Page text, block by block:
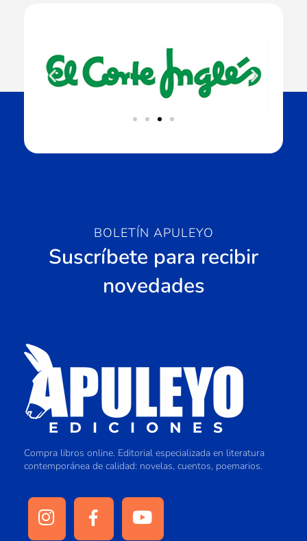
BOLETÍN APULEYO
Suscríbete para recibir
novedades
Compra libros online. Editorial especializada en literatura
contemporánea de calidad: novelas, cuentos, poemarios.